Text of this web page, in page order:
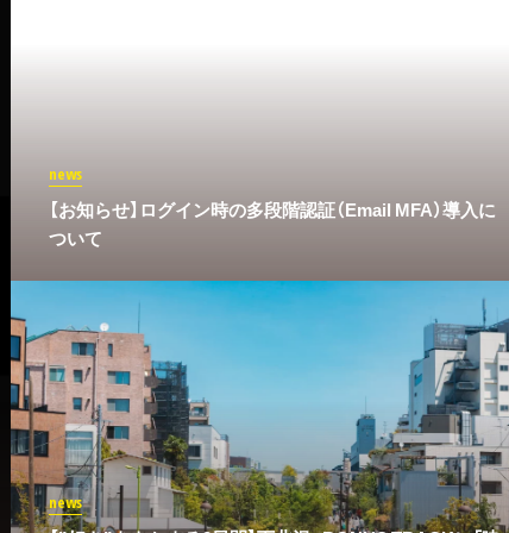
news
​【お知らせ】ログイン時の多段階認証（Email MFA）導入に
ついて
news